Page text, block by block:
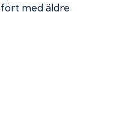
med äldre